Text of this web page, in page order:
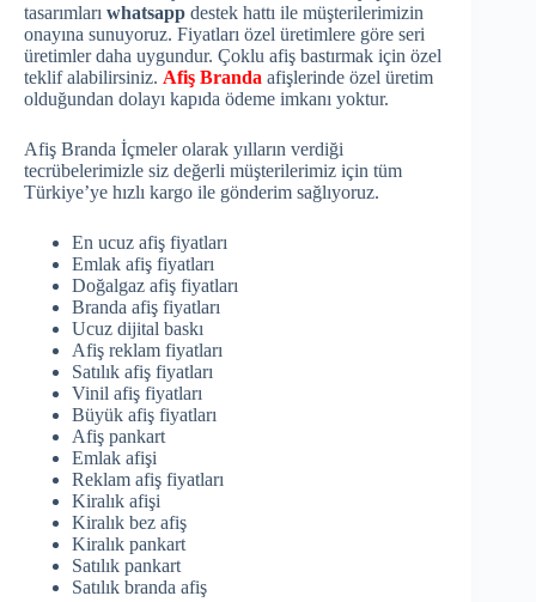
tasarımları whatsapp destek hattı ile müşterilerimizin
onayına sunuyoruz. Fiyatları özel üretimlere göre seri
üretimler daha uygundur. Çoklu afiş bastırmak için özel
teklif alabilirsiniz. Afiş Branda afişlerinde özel üretim
olduğundan dolayı kapıda ödeme imkanı yoktur.
Afiş Branda İçmeler olarak yılların verdiği
tecrübelerimizle siz değerli müşterilerimiz için tüm
Türkiye’ye hızlı kargo ile gönderim sağlıyoruz.
En ucuz afiş fiyatları
Emlak afiş fiyatları
Doğalgaz afiş fiyatları
Branda afiş fiyatları
Ucuz dijital baskı
Afiş reklam fiyatları
Satılık afiş fiyatları
Vinil afiş fiyatları
Büyük afiş fiyatları
Afiş pankart
Emlak afişi
Reklam afiş fiyatları
Kiralık afişi
Kiralık bez afiş
Kiralık pankart
Satılık pankart
Satılık branda afiş